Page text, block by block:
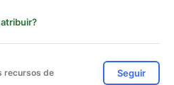
recursos de
Seguir